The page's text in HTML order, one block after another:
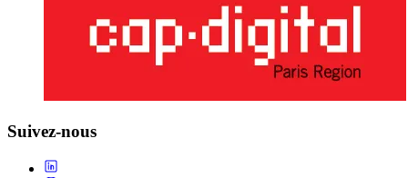
Suivez-nous